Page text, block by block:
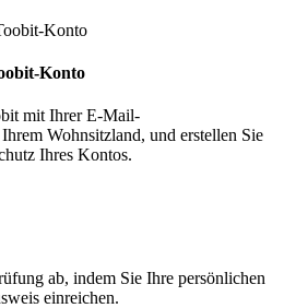
Konto
mit Ihrer E-Mail-
Wohnsitzland, und erstellen Sie
Ihres Kontos.
ab, indem Sie Ihre persönlichen
einreichen.